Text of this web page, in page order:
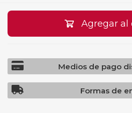
Agregar al
Medios de pago
Formas de